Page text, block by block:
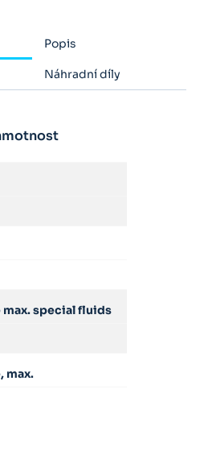
Popis
Náhradní díly
special fluids
max.